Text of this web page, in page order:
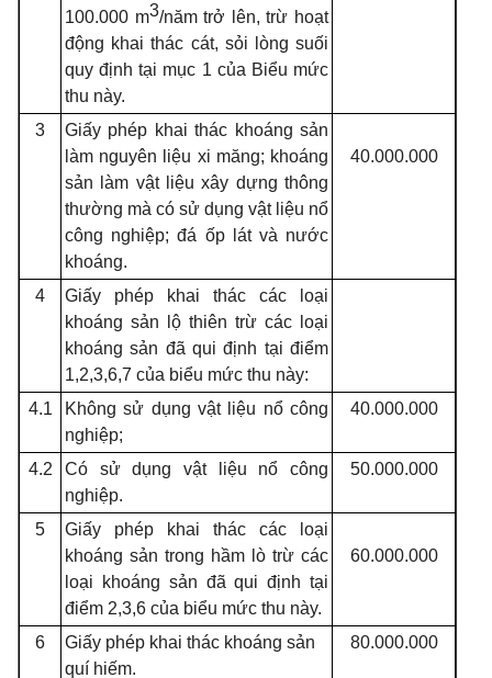
100.000 m3/năm trở lên, trừ hoạt
động khai thác cát, sỏi lòng suối
quy định tại mục 1 của Biểu mức
thu này.
3
Giấy phép khai thác khoáng sản
làm nguyên liệu xi măng; khoáng
sản làm vật liệu xây dựng thông
thường mà có sử dụng vật liệu nổ
công nghiệp; đá ốp lát và nước
khoáng.
40.000.000
4
Giấy phép khai thác các loại
khoáng sản lộ thiên trừ các loại
khoáng sản đã qui định tại điểm
1,2,3,6,7 của biểu mức thu này:
4.1
Không sử dụng vật liệu nổ công
nghiệp;
40.000.000
4.2
Có sử dụng vật liệu nổ công
nghiệp.
50.000.000
5
Giấy phép khai thác các loại
khoáng sản trong hầm lò trừ các
loại khoáng sản đã qui định tại
điểm 2,3,6 của biểu mức thu này.
60.000.000
6
Giấy phép khai thác khoáng sản
quí hiếm.
80.000.000